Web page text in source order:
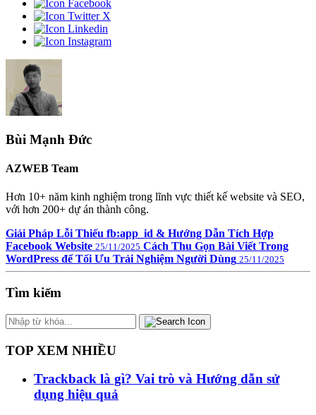
Bùi Mạnh Đức
AZWEB Team
Hơn 10+ năm kinh nghiệm trong lĩnh vực thiết kế website và SEO,
với hơn 200+ dự án thành công.
Giải Pháp Lỗi Thiếu fb:app_id & Hướng Dẫn Tích Hợp
Facebook Website 25/11/2025 Cách Thu Gọn Bài Viết Trong
WordPress để Tối Ưu Trải Nghiệm Người Dùng 25/11/2025
Tìm kiếm
TOP XEM NHIỀU
Trackback là gì? Vai trò và Hướng dẫn sử
dụng hiệu quả